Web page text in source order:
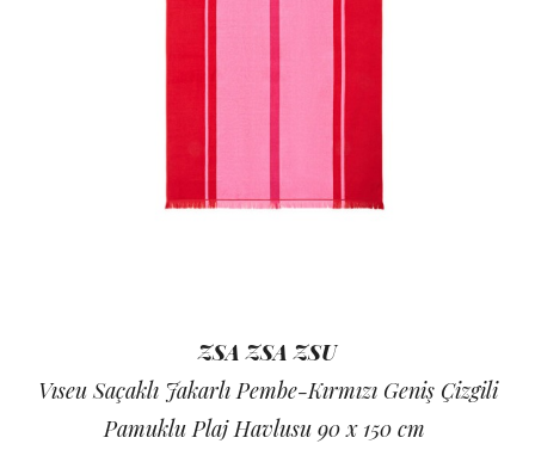
ZSA ZSA ZSU
Vıseu Saçaklı Jakarlı Pembe-Kırmızı Geniş Çizgili
Pamuklu Plaj Havlusu 90 x 150 cm